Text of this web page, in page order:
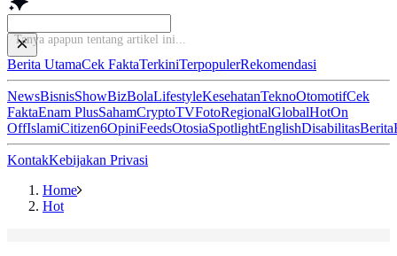
Berita UtamaCek FaktaTerkiniTerpopulerRekomendasi
NewsBisnisShowBizBolaLifestyleKesehatanTeknoOtomotifCek
FaktaEnam PlusSahamCryptoTVFotoRegionalGlobalHotOn
OffIslamiCitizen6OpiniFeedsOtosiaSpotlightEnglishDisabilitasBerita
KontakKebijakan Privasi
Home
Hot